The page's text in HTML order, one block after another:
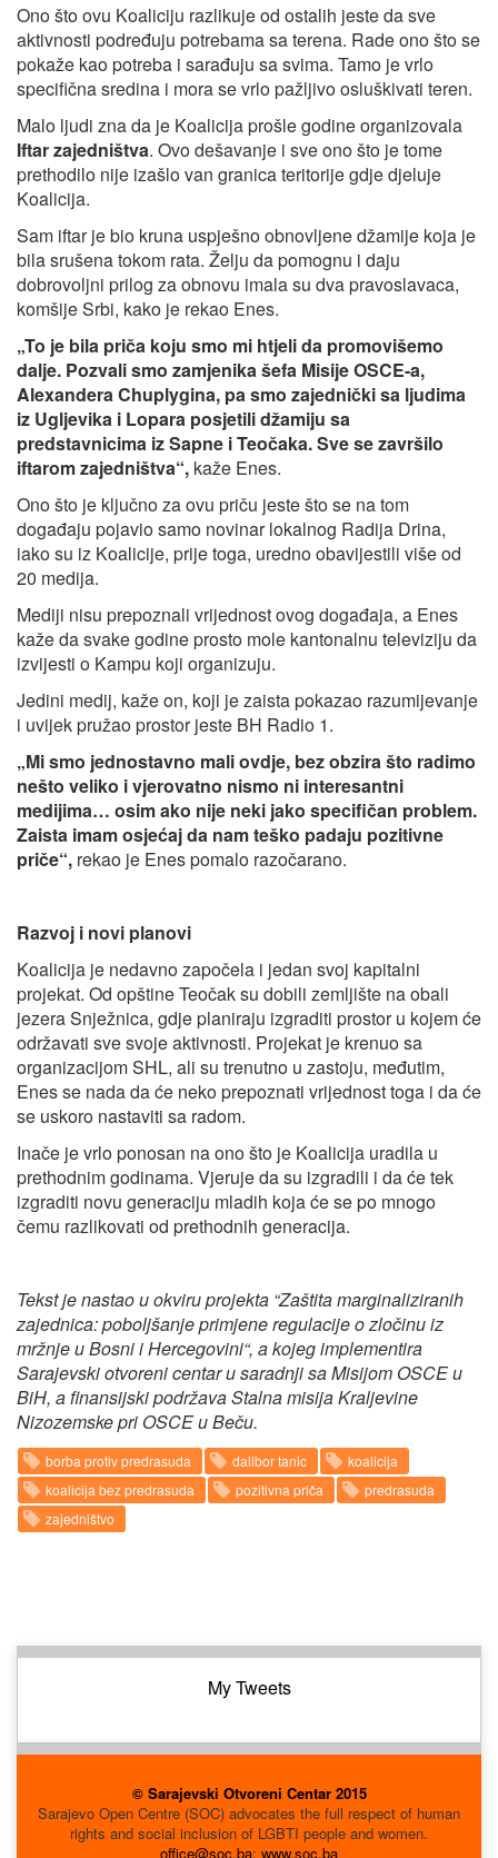
Ono što ovu Koaliciju razlikuje od ostalih jeste da sve
aktivnosti podređuju potrebama sa terena. Rade ono što se
pokaže kao potreba i sarađuju sa svima. Tamo je vrlo
specifična sredina i mora se vrlo pažljivo osluškivati teren.
Malo ljudi zna da je Koalicija prošle godine organizovala
Iftar zajedništva. Ovo dešavanje i sve ono što je tome
prethodilo nije izašlo van granica teritorije gdje djeluje
Koalicija.
Sam iftar je bio kruna uspješno obnovljene džamije koja je
bila srušena tokom rata. Želju da pomognu i daju
dobrovoljni prilog za obnovu imala su dva pravoslavaca,
komšije Srbi, kako je rekao Enes.
„To je bila priča koju smo mi htjeli da promovišemo
dalje. Pozvali smo zamjenika šefa Misije OSCE-a,
Alexandera Chuplygina, pa smo zajednički sa ljudima
iz Ugljevika i Lopara posjetili džamiju sa
predstavnicima iz Sapne i Teočaka. Sve se završilo
iftarom zajedništva“, kaže Enes.
Ono što je ključno za ovu priču jeste što se na tom
događaju pojavio samo novinar lokalnog Radija Drina,
iako su iz Koalicije, prije toga, uredno obavijestili više od
20 medija.
Mediji nisu prepoznali vrijednost ovog događaja, a Enes
kaže da svake godine prosto mole kantonalnu televiziju da
izvijesti o Kampu koji organizuju.
Jedini medij, kaže on, koji je zaista pokazao razumijevanje
i uvijek pružao prostor jeste BH Radio 1.
„Mi smo jednostavno mali ovdje, bez obzira što radimo
nešto veliko i vjerovatno nismo ni interesantni
medijima… osim ako nije neki jako specifičan problem.
Zaista imam osjećaj da nam teško padaju pozitivne
priče“, rekao je Enes pomalo razočarano.
Razvoj i novi planovi
Koalicija je nedavno započela i jedan svoj kapitalni
projekat. Od opštine Teočak su dobili zemljište na obali
jezera Snježnica, gdje planiraju izgraditi prostor u kojem će
održavati sve svoje aktivnosti. Projekat je krenuo sa
organizacijom SHL, ali su trenutno u zastoju, međutim,
Enes se nada da će neko prepoznati vrijednost toga i da će
se uskoro nastaviti sa radom.
Inače je vrlo ponosan na ono što je Koalicija uradila u
prethodnim godinama. Vjeruje da su izgradili i da će tek
izgraditi novu generaciju mladih koja će se po mnogo
čemu razlikovati od prethodnih generacija.
Tekst je nastao u okviru projekta “Zaštita marginaliziranih
zajednica: poboljšanje primjene regulacije o zločinu iz
mržnje u Bosni i Hercegovini“, a kojeg implementira
Sarajevski otvoreni centar u saradnji sa Misijom OSCE u
BiH, a finansijski podržava Stalna misija Kraljevine
Nizozemske pri OSCE u Beču.
borba protiv predrasuda dalibor tanic
koalicija
koalicija bez predrasuda
pozitivna priča
predrasuda
zajedništvo
My Tweets
© Sarajevski Otvoreni Centar 2015
Sarajevo Open Centre (SOC) advocates the full respect of human
rights and social inclusion of LGBTI people and women.
office@soc.ba; www.soc.ba